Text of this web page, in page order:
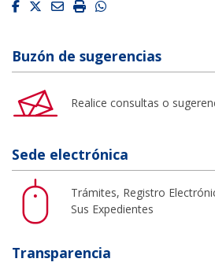
Facebook
Twitter
EmailImprimirWhatsapp
Buzón de sugerencias
Realice consultas o
Sede electrónica
Trámites, Registro
Sus Expedientes
Transparencia